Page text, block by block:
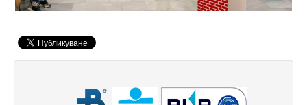
Защита на личните данни
ЗЗЛПСПОИН
Декларация за достъпност
Достъп до информация